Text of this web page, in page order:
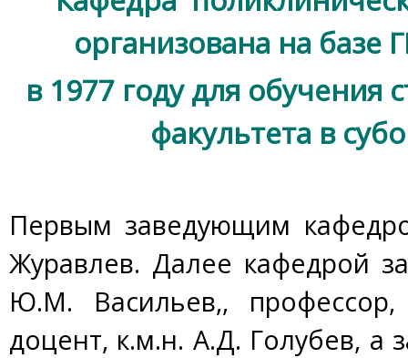
организована на
в 1977 году для обучения
факультета в
Первым заведующим
Журавлев. Далее кафедрой
Ю.М. Васильев,,
доцент, к.м.н. А.Д. Голубев, а